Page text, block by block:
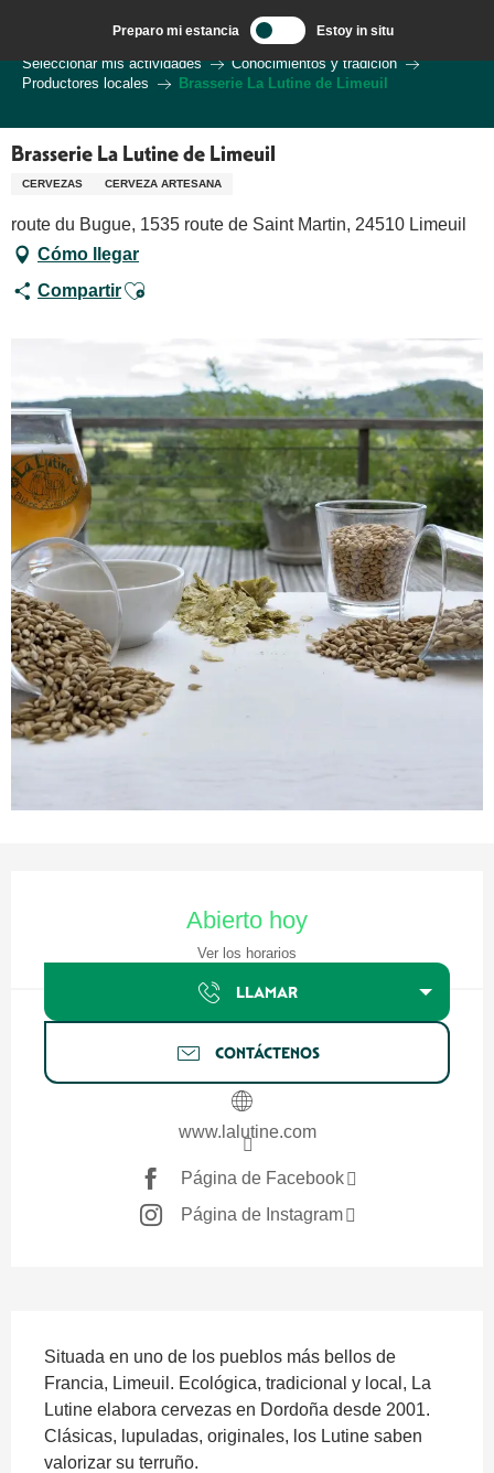
contenu
principal
Preparo mi estancia Estoy in situ
Bienvenido a Sarlat en el corazón de la región de Dordoña.
Seleccionar mis actividades
Conocimientos y tradición
Productores locales
Brasserie La Lutine de Limeuil
Brasserie La Lutine de Limeuil
CERVEZAS CERVEZA ARTESANA
route du Bugue, 1535 route de Saint Martin, 24510 Limeuil
Cómo llegar
CompartirAjouter aux favoris
Abierto hoy
Ver los horarios
LLAMAR
CONTÁCTENOS
www.lalutine.com
Página de Facebook
Página de Instagram
Situada en uno de los pueblos más bellos de
Francia, Limeuil. Ecológica, tradicional y local, La
Lutine elabora cervezas en Dordoña desde 2001.
Clásicas, lupuladas, originales, los Lutine saben
valorizar su terruño.